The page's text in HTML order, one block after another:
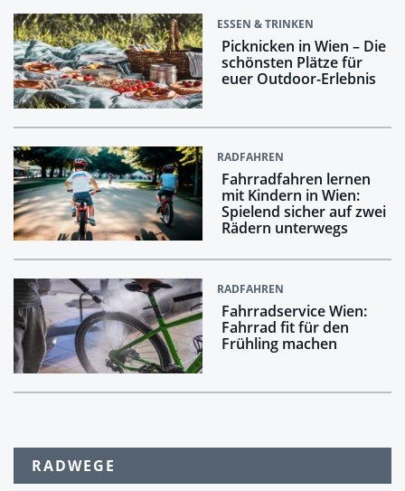
ESSEN & TRINKEN
Picknicken in Wien – Die
schönsten Plätze für
euer Outdoor-Erlebnis
RADFAHREN
Fahrradfahren lernen
mit Kindern in Wien:
Spielend sicher auf zwei
Rädern unterwegs
RADFAHREN
Fahrradservice Wien:
Fahrrad fit für den
Frühling machen
RADWEGE